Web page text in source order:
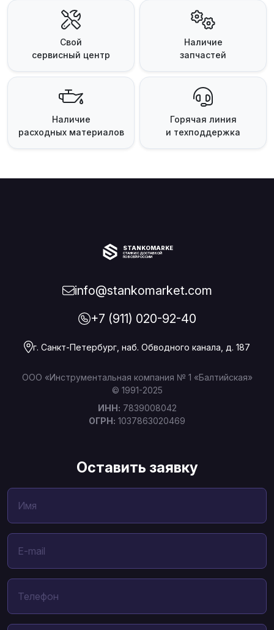
Свой
сервисный центр
Наличие
запчастей
Наличие
расходных материалов
Горячая линия
и техподдержка
STANKOMARKET
СТАНКИ С ДОСТАВКОЙ
ПО ВСЕЙ РОССИИ
info@stankomarket.com
+7 (911) 020-92-40
г. Санкт-Петербург, наб. Обводного канала, д. 187
ООО «Инструментальная компания № 1 «Балтийская»
© 1991-2025
ИНН: 7839008042
ОГРН: 1037863020469
Оставить заявку